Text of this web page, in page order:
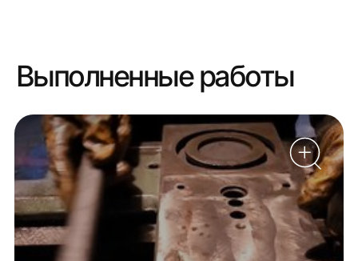
Выполненные работы